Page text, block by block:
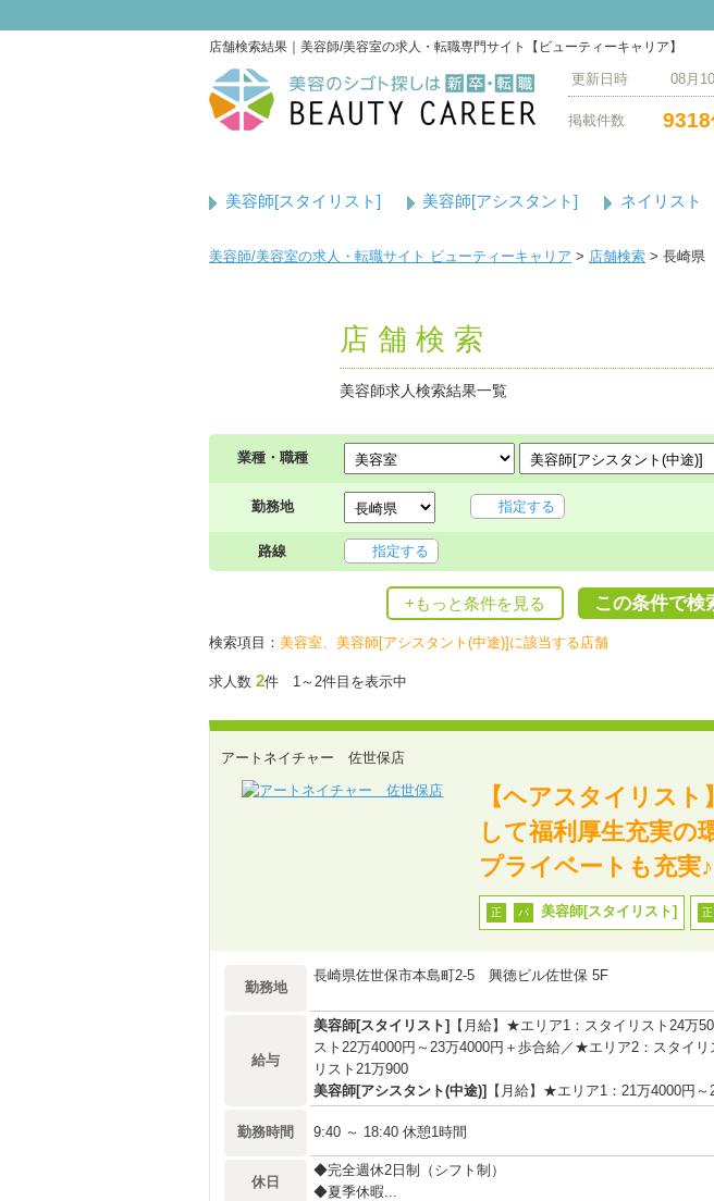
店舗検索結果｜美容師/美容室の求人・転職専門サイト【ビューティーキャリア】
更新日時 08月10
掲載件数
美容師[スタイリスト] 美容師[アシスタント] ネイリスト
美容師/美容室の求人・転職サイト ビューティーキャリア > 店舗検索 > 長崎県
店舗検索
美容師求人検索結果一覧
業種・職種
勤務地 指定する
路線 指定する
+もっと条件を見る この条件で検
検索項目： 美容室、美容師[アシスタント(中途)]に該当する店舗
求人数 2件 1～2件目を表示中
アートネイチャー 佐世保店
【ヘアスタイリス
して福利厚生充実の
プライベートも充実♪
正 パ 美容師[スタイリスト] 正
勤務地
長崎県佐世保市本島町2-5 興徳ビル佐世保 5F
給与
美容師[スタイリスト]
【月給】★エリア1：スタイリスト24万
スト22万4000円～23万4000円＋歩合給／★エリア2：スタイ
リスト21万900
美容師[アシスタント(中途)]
【月給】★エリア1：21万4000円
勤務時間 9:40 ～ 18:40 休憩1時間
休日
◆完全週休2日制（シフト制）
◆夏季休暇...